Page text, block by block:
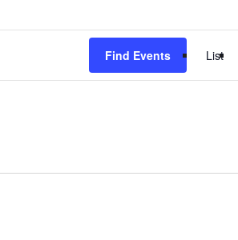
Find Events List